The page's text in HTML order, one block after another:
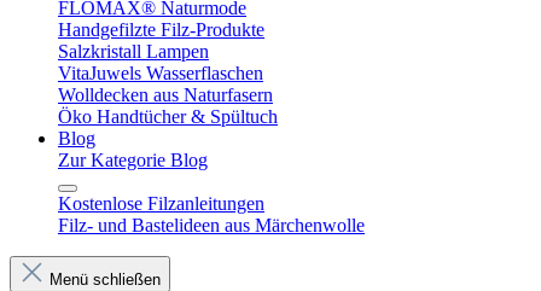
FLOMAX® Naturmode
Handgefilzte Filz-Produkte
Salzkristall Lampen
VitaJuwels Wasserflaschen
Wolldecken aus Naturfasern
Öko Handtücher & Spültuch
Blog
Zur Kategorie Blog
Kostenlose Filzanleitungen
Filz- und Bastelideen aus Märchenwolle
Menü schließen